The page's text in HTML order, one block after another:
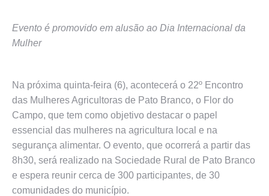
Evento é promovido em alusão ao Dia Internacional da
Mulher
Na próxima quinta-feira (6), acontecerá o 22º Encontro
das Mulheres Agricultoras de Pato Branco, o Flor do
Campo, que tem como objetivo destacar o papel
essencial das mulheres na agricultura local e na
segurança alimentar. O evento, que ocorrerá a partir das
8h30, será realizado na Sociedade Rural de Pato Branco
e espera reunir cerca de 300 participantes, de 30
comunidades do município.